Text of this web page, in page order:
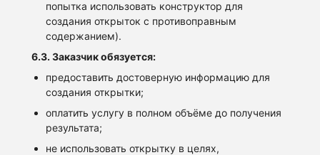
попытка использовать конструктор для
создания открыток с противоправным
содержанием).
6.3. Заказчик обязуется:
предоставить достоверную информацию для
создания открытки;
оплатить услугу в полном объёме до получения
результата;
не использовать открытку в целях,